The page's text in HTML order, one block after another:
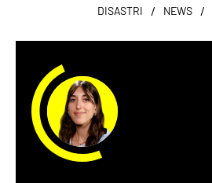
DISASTRI / NEWS /